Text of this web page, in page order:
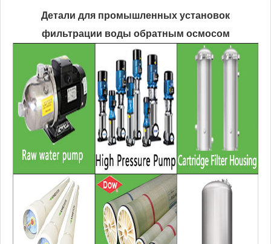
Детали для промышленных установок
фильтрации воды обратным осмосом